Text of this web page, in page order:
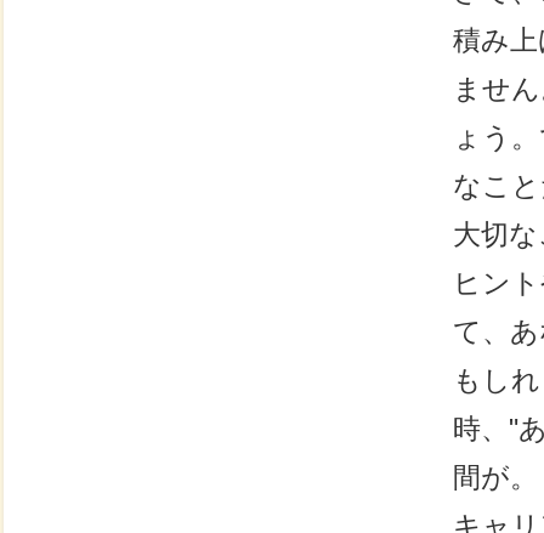
積み
ませ
ょう
なこ
大切
ヒン
て、
もし
時、"
間が
キャ